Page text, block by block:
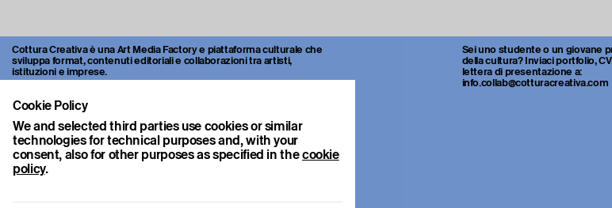
Cookie Policy
We and selected third parties use cookies or similar
technologies for technical purposes and, with your
consent, also for other purposes as specified in thecookie
policy.
Cottura Creativa è una Art Media Factory e piattaforma culturale che
sviluppa format, contenuti editoriali e collaborazioni tra artisti,
istituzioni e imprese.
piattaforma esplora nuove modalità di produzione e diffusione
dell’arte contemporanea.
Cottura Creativa è una Società Benefit.
Sei uno studente o un giovane
della cultura? Inviaci portfolio,
lettera di presentazione a:
info.collab@cotturacreativa.com